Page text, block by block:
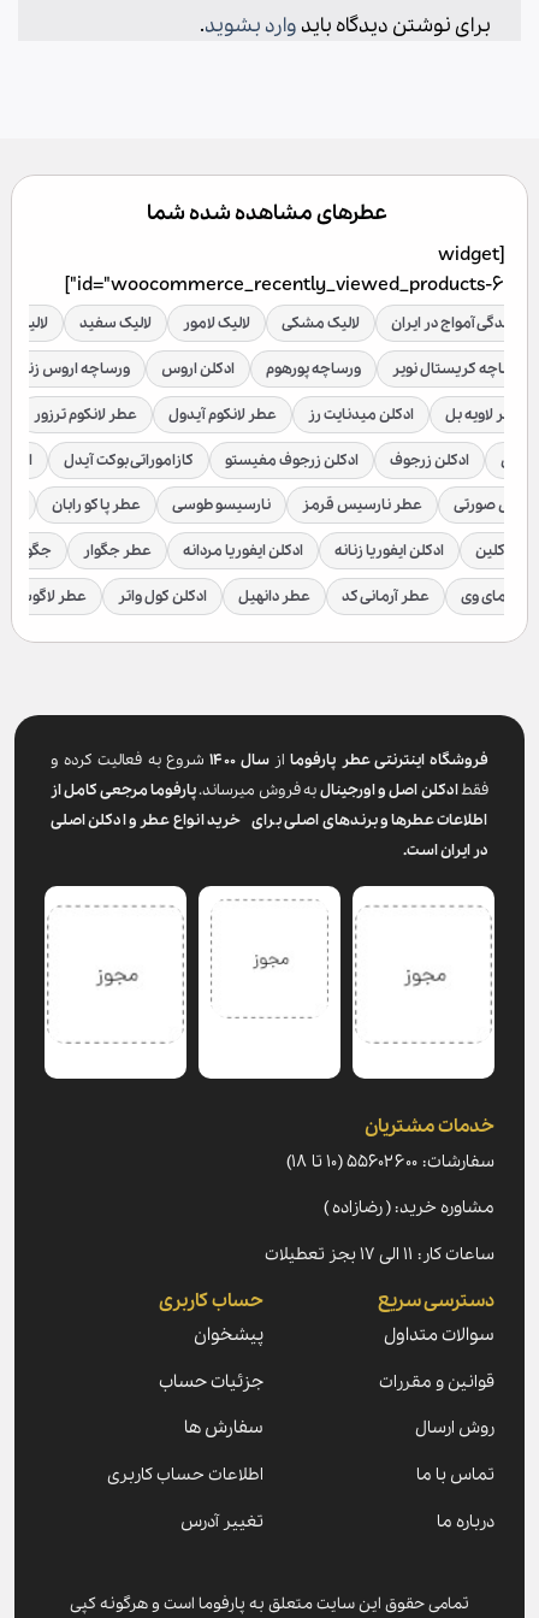
برای نوشتن دیدگاه باید وارد بشوید.
عطرهای مشاهده شده شما
[widget
id="woocommerce_recently_viewed_products-6"]
نمایندگی آمواج در ایران لالیک مشکی لالیک لامور لالیک سفید لالیک
ورساچه کریستال نویر ورساچه پورهوم ادکلن اروس ورساچه اروس زنانه
عطر لاویه بل ادکلن میدنایت رز عطر لانکوم آیدول عطر لانکوم ترزور
ادکلن زرجوف ادکلن زرجوف مفیستو کازاموراتی بوکت آیدل
صورتی عطر نارسیس قرمز نارسیسو طوسی عطر پاکو رابان
کلین ادکلن ایفوریا زنانه ادکلن ایفوریا مردانه عطر جگوار جگوار
عطر مای وی عطر آرمانی کد عطر دانهیل ادکلن کول واتر عطر لاگوست
فروشگاه اینترنتی عطر پارفوما از سال ۱۴۰۰
شروع به فعالیت کرده و
فقطادکلن اصل و اورجینالبه فروش میرساند.پارفومامرجعی کامل از
اطلاعات عطرها و برندهای اصلی برای خرید انواع عطر و ادکلن اصلی
در ایران است.
خدمات مشتریان
سفارشات: ۵۵۶۰۲۶۰۰ (۱۰ تا ۱۸)
مشاوره خرید: ( رضازاده )
ساعات کار: ۱۱ الی ۱۷ بجز تعطیلات
دسترسی سریع
سوالات متداول
قوانین و مقررات
روش ارسال
تماس با ما
درباره ما
حساب کاربری
پیشخوان
جزئیات حساب
سفارش ها
اطلاعات حساب کاربری
تغییر آدرس
تمامی حقوق این سایت متعلق به پارفوما است و هرگونه کپی